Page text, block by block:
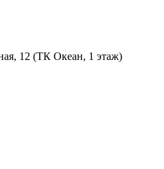
12 (ТК Океан, 1 этаж)